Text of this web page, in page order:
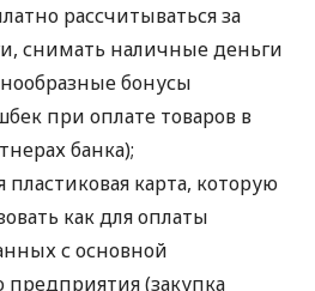
рассчитываться за
снимать наличные деньги
бонусы
при оплате товаров в
банка);
карта, которую
как для оплаты
с основной
предприятия (закупка